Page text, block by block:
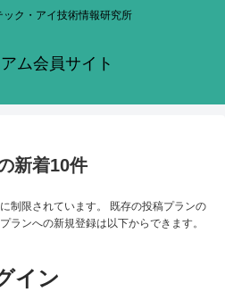
ク・アイ技術情報研究所
ム会員サイト
新着10件
制限されています。 既存の投稿プランの
ランへの新規登録は以下からできます。
イン